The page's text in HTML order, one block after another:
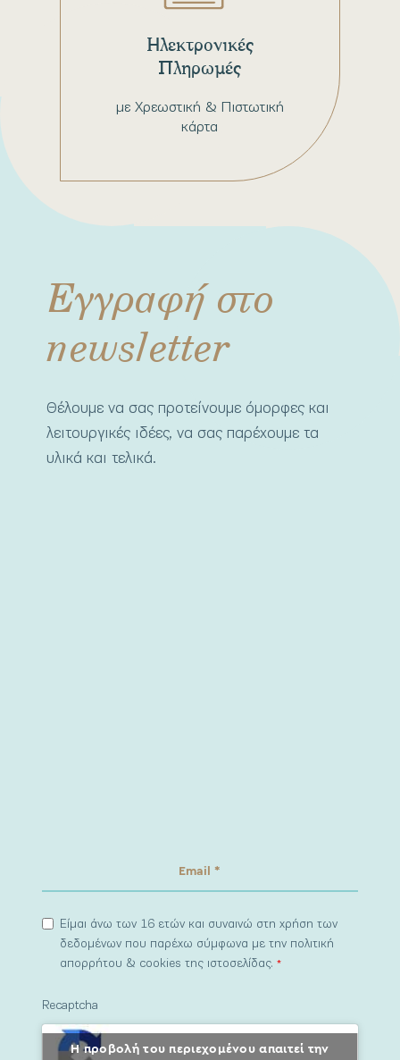
με Χρεωστική & Πιστωτική
κάρτα
Ηλεκτρονικές
Πληρωμές
Εγγραφή στο
newsletter
Θέλουμε να σας προτείνουμε όμορφες και
λειτουργικές ιδέες, να σας παρέχουμε τα
υλικά και τελικά.
Είμαι άνω των 16 ετών και συναινώ στη χρήση των
δεδομένων που παρέχω σύμφωνα με την πολιτική
απορρήτου & cookies της ιστοσελίδας.*
Recaptcha
Η προβολή του περιεχομένου απαιτεί την